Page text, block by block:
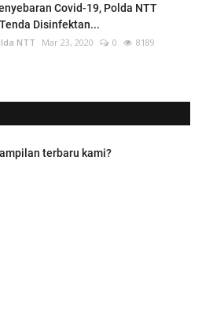
Covid-19, Polda NTT
Disinfektan...
NTT Mar 23, 2020 0 8189
terbaru kami?